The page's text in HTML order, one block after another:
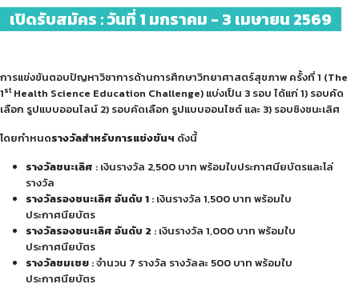
เปิดรับสมัคร : วันที่ 1 มกราคม - 3 เมษายน 2569
การแข่งขันตอบปัญหาวิชาการด้านการศึกษาวิทยาศาสตร์สุขภาพ ครั้งที่ 1 (The
1stHealth Science Education Challenge) แบ่งเป็น 3 รอบ ได้แก่ 1) รอบคัด
เลือก รูปแบบออนไลน์ 2) รอบคัดเลือก รูปแบบออนไซต์ และ 3) รอบชิงชนะเลิศ
โดยกำหนดรางวัลสำหรับการแข่งขันฯ ดังนี้
รางวัลชนะเลิศ : เงินรางวัล 2,500 บาท พร้อมใบประกาศนียบัตรและโล่
รางวัล
รางวัลรองชนะเลิศ อันดับ 1 : เงินรางวัล 1,500 บาท พร้อมใบ
ประกาศนียบัตร
รางวัลรองชนะเลิศ อันดับ 2 : เงินรางวัล 1,000 บาท พร้อมใบ
ประกาศนียบัตร
รางวัลชมเชย : จำนวน 7 รางวัล รางวัลละ 500 บาท พร้อมใบ
ประกาศนียบัตร